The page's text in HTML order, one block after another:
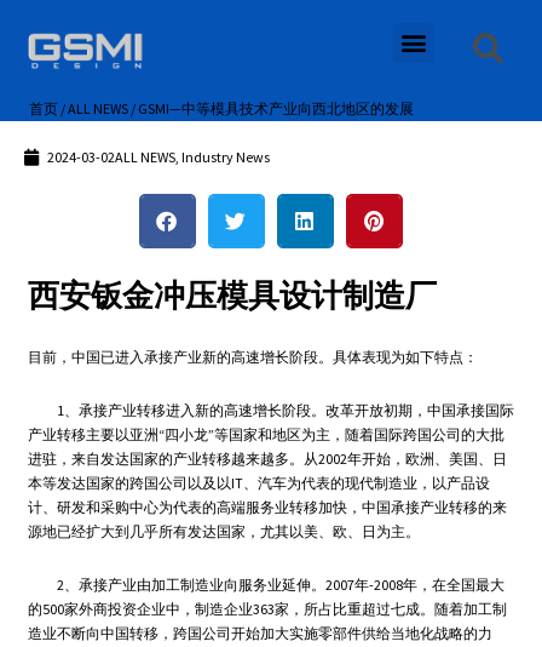
首页 /ALL NEWS / GSMI—中等模具技术产业向西北地区的发展
2024-03-02ALL NEWS, Industry News
西安钣金冲压模具设计制造厂
目前，中国已进入承接产业新的高速增长阶段。具体表现为如下特点：
1、承接产业转移进入新的高速增长阶段。改革开放初期，中国承接国际
产业转移主要以亚洲“四小龙”等国家和地区为主，随着国际跨国公司的大批
进驻，来自发达国家的产业转移越来越多。从2002年开始，欧洲、美国、日
本等发达国家的跨国公司以及以IT、汽车为代表的现代制造业，以产品设
计、研发和采购中心为代表的高端服务业转移加快，中国承接产业转移的来
源地已经扩大到几乎所有发达国家，尤其以美、欧、日为主。
2、承接产业由加工制造业向服务业延伸。2007年-2008年，在全国最大
的500家外商投资企业中，制造企业363家，所占比重超过七成。随着加工制
造业不断向中国转移，跨国公司开始加大实施零部件供给当地化战略的力